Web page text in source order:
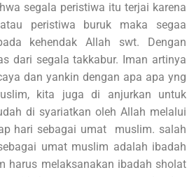
segala peristiwa itu terjai karena
peristiwa buruk maka segaa
kehendak Allah swt. Dengan
dari segala takkabur. Iman artinya
dan yankin dengan apa apa yng
kita juga di anjurkan untuk
di syariatkan oleh Allah melalui
hari sebagai umat muslim. salah
umat muslim adalah ibadah
harus melaksanakan ibadah sholat